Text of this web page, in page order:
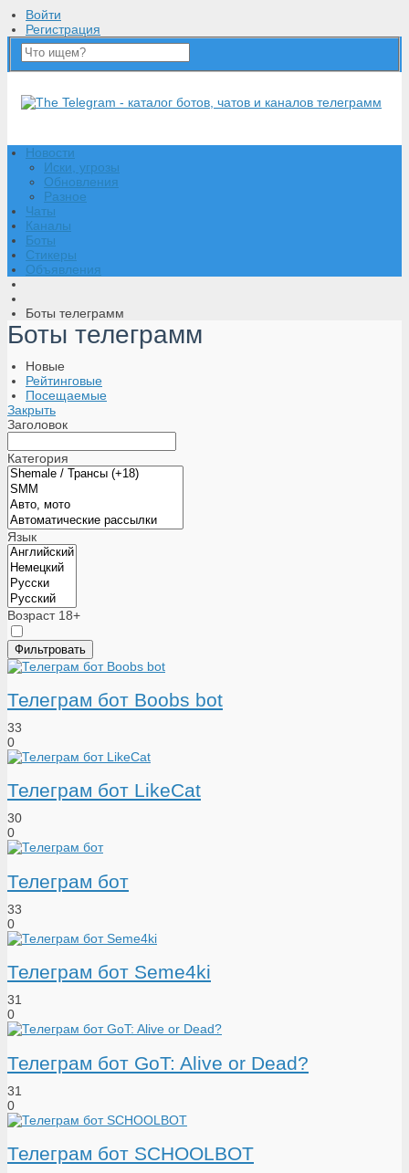
Войти
Регистрация
Новости
Иски, угрозы
Обновления
Разное
Чаты
Каналы
Боты
Стикеры
Объявления
Боты телеграмм
Боты телеграмм
Новые
Рейтинговые
Посещаемые
Закрыть
Заголовок
Категория
Язык
Возраст 18+
Телеграм бот Boobs bot
33
0
Телеграм бот LikeCat
30
0
Телеграм бот
33
0
Телеграм бот Seme4ki
31
0
Телеграм бот GoT: Alive or Dead?
31
0
Телеграм бот SCHOOLBOT